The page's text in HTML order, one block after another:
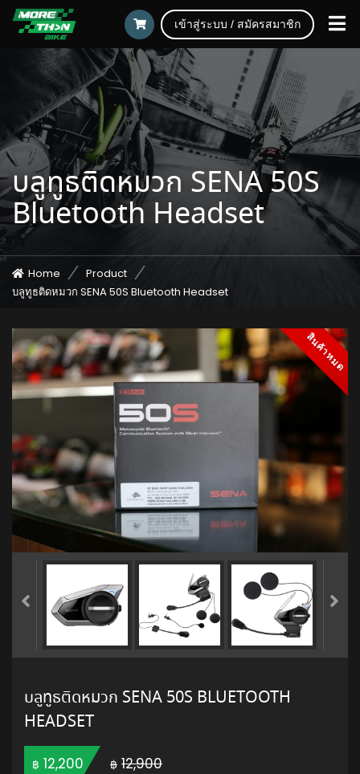
เข้าสู่ระบบ / สมัครสมาชิก
บลูทูธติดหมวก SENA 50S
Bluetooth Headset
Home
Product
บลูทูธติดหมวก SENA 50S Bluetooth Headset
5% สินค้าหมด
บลูทูธติดหมวก SENA 50S BLUETOOTH
HEADSET
฿ 12,900
Original price was: ฿12,900.
฿ 12,200